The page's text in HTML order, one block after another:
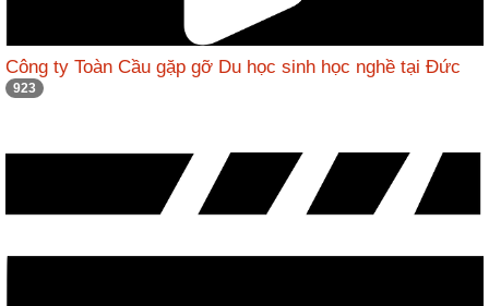
Công ty Toàn Cầu gặp gỡ Du học sinh học nghề tại Đức
923